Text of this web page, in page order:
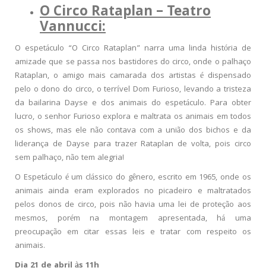
O Circo Rataplan – Teatro
Vannucci:
O espetáculo “O Circo Rataplan” narra uma linda história de
amizade que se passa nos bastidores do circo, onde o palhaço
Rataplan, o amigo mais camarada dos artistas é dispensado
pelo o dono do circo, o terrível Dom Furioso, levando a tristeza
da bailarina Dayse e dos animais do espetáculo. Para obter
lucro, o senhor Furioso explora e maltrata os animais em todos
os shows, mas ele não contava com a união dos bichos e da
liderança de Dayse para trazer Rataplan de volta, pois circo
sem palhaço, não tem alegria!
O Espetáculo é um clássico do gênero, escrito em 1965, onde os
animais ainda eram explorados no picadeiro e maltratados
pelos donos de circo, pois não havia uma lei de proteção aos
mesmos, porém na montagem apresentada, há uma
preocupação em citar essas leis e tratar com respeito os
animais.
Dia 21 de abril às 11h